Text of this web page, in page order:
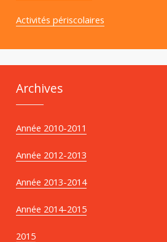
Activités périscolaires
Archives
Année 2010-2011
Année 2012-2013
Année 2013-2014
Année 2014-2015
2015